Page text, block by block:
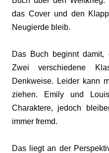
das Cover und den
Neugierde bleib.
Das Buch beginnt
Zwei verschiedene
Denkweise. Leider kann
ziehen. Emily und
Charaktere, jedoch
immer fremd.
Das liegt an der